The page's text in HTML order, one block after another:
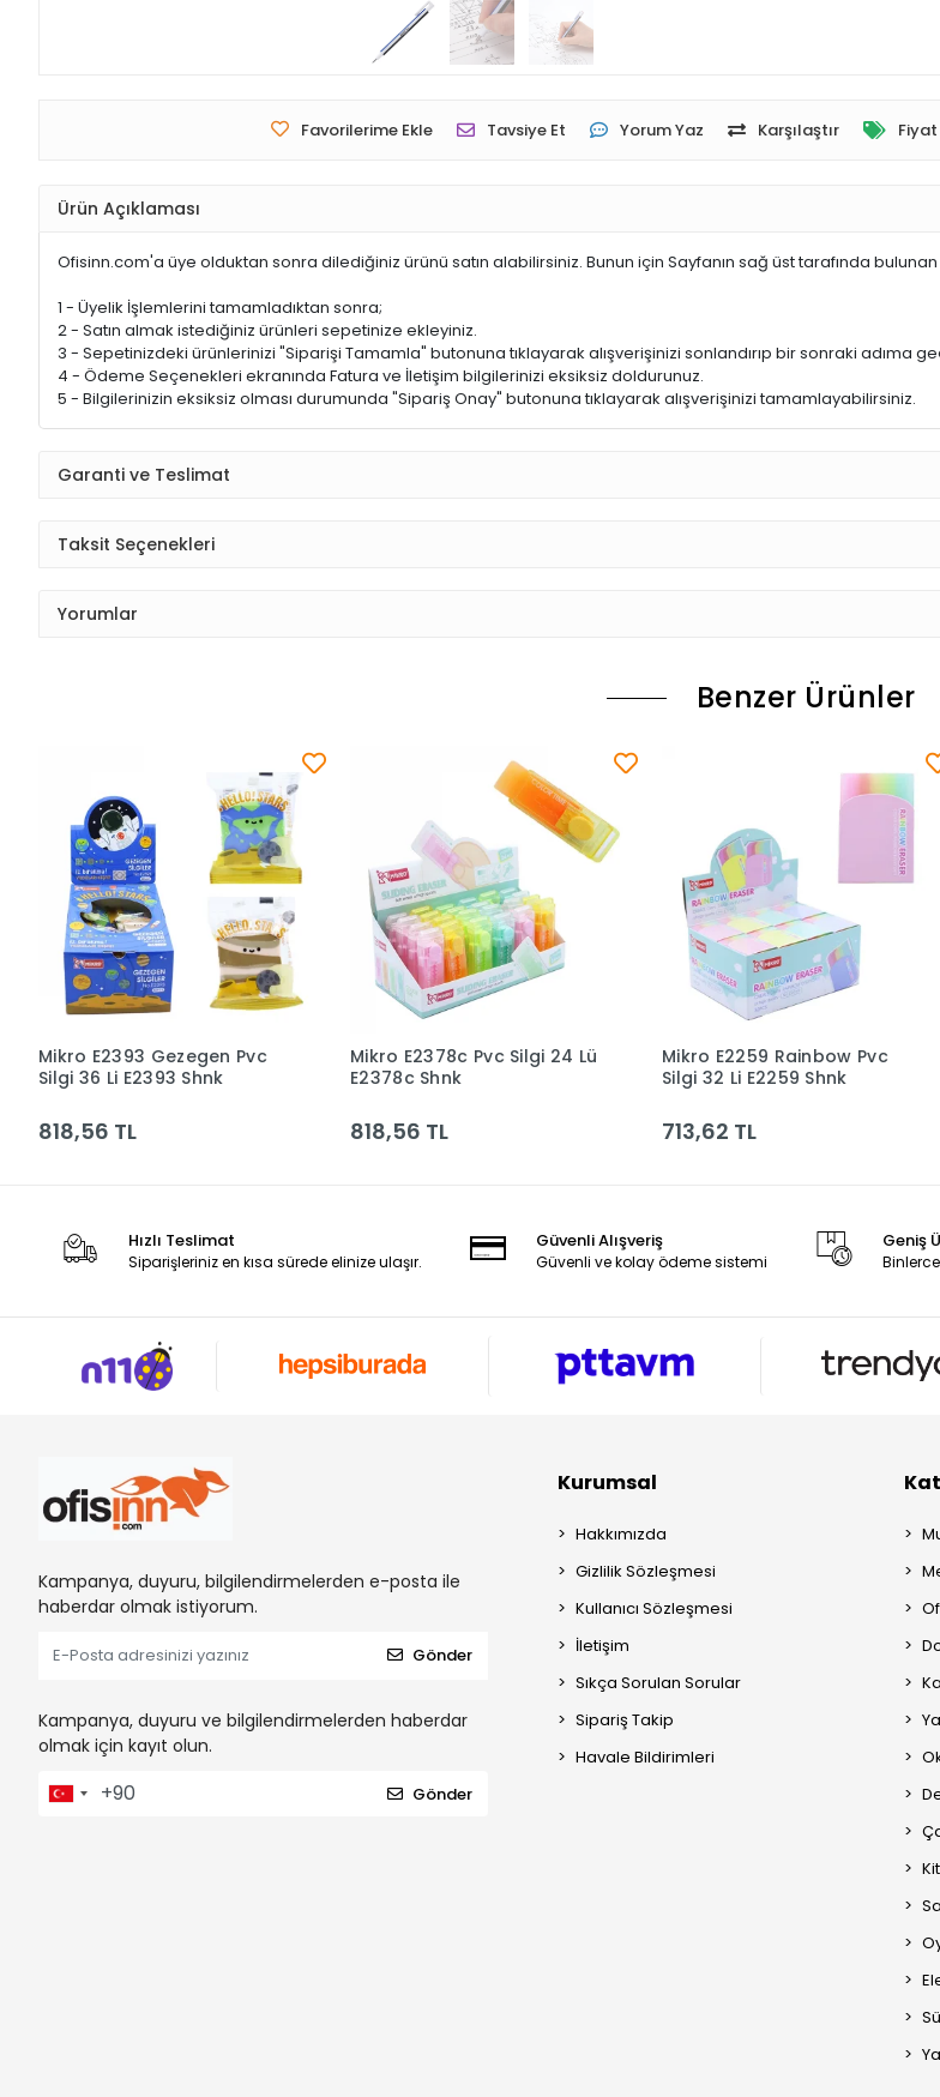
Favorilerime Ekle Tavsiye Et Yorum Yaz Karşılaştır Fiyat
Ürün Açıklaması
Ofisinn.com'a üye olduktan sonra dilediğiniz ürünü satın alabilirsiniz. Bunun için Sayfanın sağ üst tarafında
1 - Üyelik İşlemlerini tamamladıktan sonra;
2 - Satın almak istediğiniz ürünleri sepetinize ekleyiniz.
3 - Sepetinizdeki ürünlerinizi "Siparişi Tamamla" butonuna tıklayarak alışverişinizi sonlandırıp bir sonraki adıma
4 - Ödeme Seçenekleri ekranında Fatura ve İletişim bilgilerinizi eksiksiz doldurunuz.
5 - Bilgilerinizin eksiksiz olması durumunda "Sipariş Onay" butonuna tıklayarak alışverişinizi tamamlayabilirsiniz.
Garanti ve Teslimat
Taksit Seçenekleri
Yorumlar
Benzer Ürünler
Sepete Ekle
Mikro E2393 Gezegen Pvc
Silgi 36 Li E2393 Shnk
818,56 TL
Sepete Ekle
Mikro E2378c Pvc Silgi 24 Lü
E2378c Shnk
818,56 TL
Sepete Ekle
Mikro E2259 Rainbow Pvc
Silgi 32 Li E2259 Shnk
713,62 TL
Hızlı Teslimat
Siparişleriniz en kısa sürede elinize ulaşır.
Güvenli Alışveriş
Güvenli ve kolay ödeme sistemi
Geniş
Kampanya, duyuru, bilgilendirmelerden e-posta ile
haberdar olmak istiyorum.
Gönder
Kampanya, duyuru ve bilgilendirmelerden haberdar
olmak için kayıt olun.
Gönder
Kurumsal
Hakkımızda
Gizlilik Sözleşmesi
Kullanıcı Sözleşmesi
İletişim
Sıkça Sorulan Sorular
Sipariş Takip
Havale Bildirimleri